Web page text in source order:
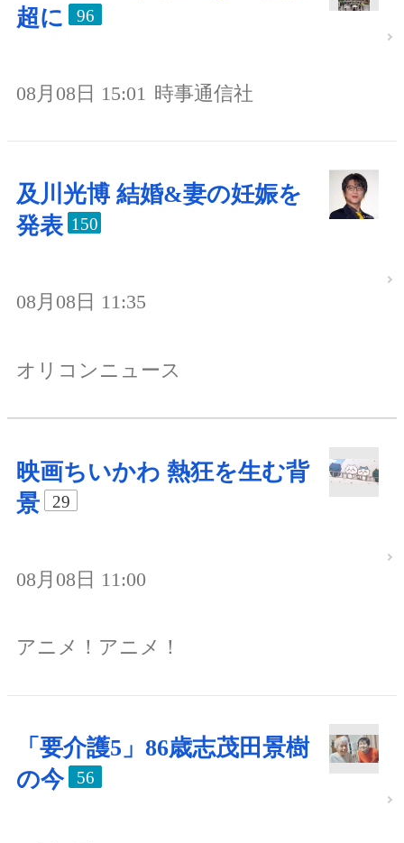
超に
96
08月08日 15:01 時事通信社
及川光博 結婚&妻の妊娠を
発表 150
08月08日 11:35
オリコンニュース
映画ちいかわ 熱狂を生む背
景
29
08月08日 11:00
アニメ！アニメ！
「要介護5」86歳志茂田景樹
の今
56